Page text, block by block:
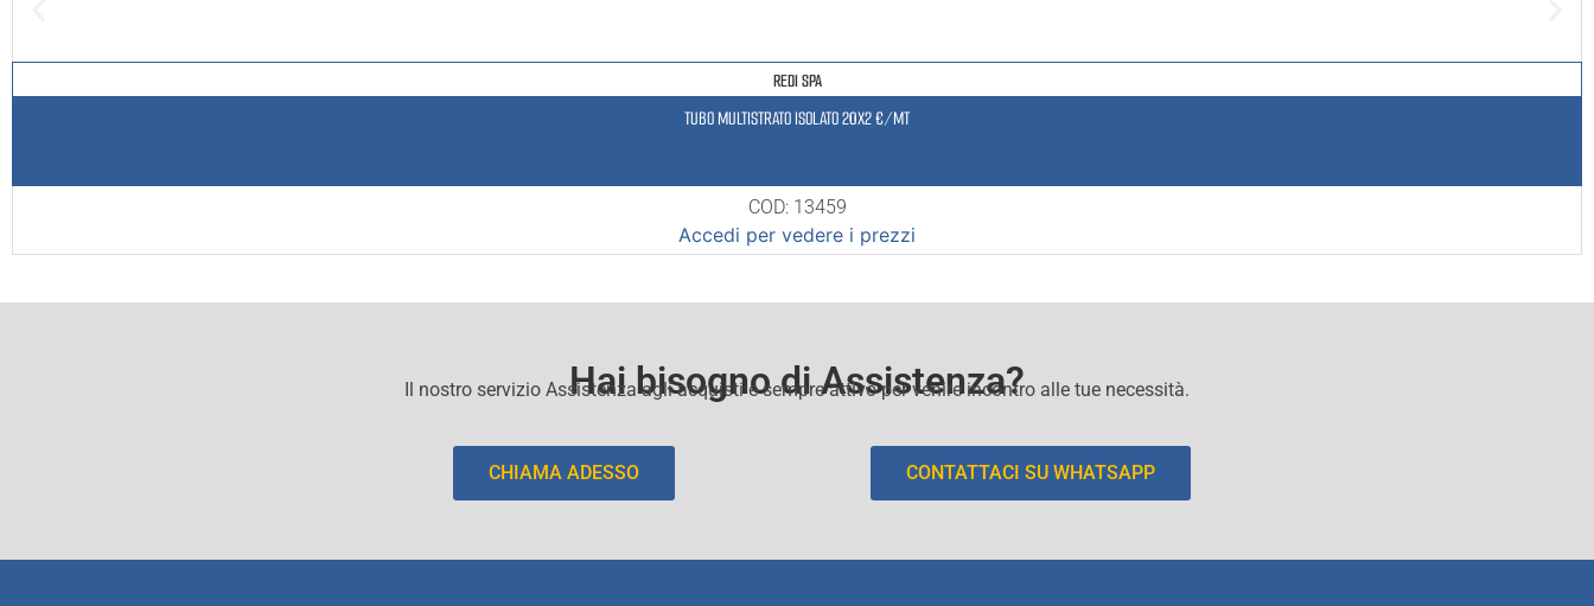
REDI SPA
TUBO MULTISTRATO ISOLATO 20X2 €/MT
COD: 13459
Accedi per vedere i prezzi
Hai bisogno di Assistenza?
Il nostro servizio Assistenza agli acquisti e sempre attivo per venire incontro alle tue necessità.
CHIAMA ADESSO CONTATTACI SU WHATSAPP